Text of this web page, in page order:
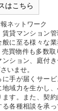
はこちら
ネットワーク
貸マンション
に至る様々な
買物件も多数
ション、庭付
いませ。
手が届くサー
地域力を生かし
す。また、契
各種相談を承